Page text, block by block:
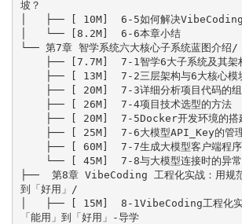
坡？
│   ├── [ 10M]  6-5如何解决VibeCoding
│   └── [8.2M]  6-6本章小结
└── 第7章 智学系统六大核心子系统蓝图介绍/
├──  第8章 VibeCoding 工程化实战：用规
到「好用」/
│   ├── [ 15M]  8-1VibeCoding工程化实
「能用」到「好用」-导学